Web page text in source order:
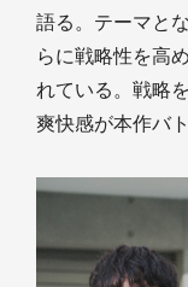
語る。テーマと
らに戦略性を高
れている。戦略
爽快感が本作バ